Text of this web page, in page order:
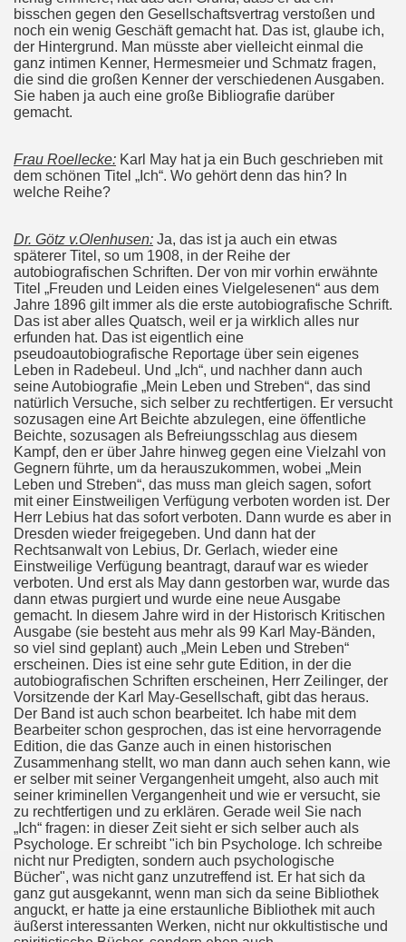
bisschen gegen den Gesellschaftsvertrag verstoßen und
noch ein wenig Geschäft gemacht hat. Das ist, glaube ich,
der Hintergrund. Man müsste aber vielleicht einmal die
ganz intimen Kenner, Hermesmeier und Schmatz fragen,
die sind die großen Kenner der verschiedenen Ausgaben.
Sie haben ja auch eine große Bibliografie darüber
gemacht.
Frau Roellecke: Karl May hat ja ein Buch geschrieben mit
dem schönen Titel „Ich“. Wo gehört denn das hin? In
welche Reihe?
Dr. Götz v.Olenhusen: Ja, das ist ja auch ein etwas
späterer Titel, so um 1908, in der Reihe der
autobiografischen Schriften. Der von mir vorhin erwähnte
Titel „Freuden und Leiden eines Vielgelesenen“ aus dem
Jahre 1896 gilt immer als die erste autobiografische Schrift.
Das ist aber alles Quatsch, weil er ja wirklich alles nur
erfunden hat. Das ist eigentlich eine
pseudoautobiografische Reportage über sein eigenes
Leben in Radebeul. Und „Ich“, und nachher dann auch
seine Autobiografie „Mein Leben und Streben“, das sind
natürlich Versuche, sich selber zu rechtfertigen. Er versucht
sozusagen eine Art Beichte abzulegen, eine öffentliche
Beichte, sozusagen als Befreiungsschlag aus diesem
Kampf, den er über Jahre hinweg gegen eine Vielzahl von
Gegnern führte, um da herauszukommen, wobei „Mein
Leben und Streben“, das muss man gleich sagen, sofort
mit einer Einstweiligen Verfügung verboten worden ist. Der
Herr Lebius hat das sofort verboten. Dann wurde es aber in
Dresden wieder freigegeben. Und dann hat der
Rechtsanwalt von Lebius, Dr. Gerlach, wieder eine
Einstweilige Verfügung beantragt, darauf war es wieder
verboten. Und erst als May dann gestorben war, wurde das
dann etwas purgiert und wurde eine neue Ausgabe
gemacht. In diesem Jahre wird in der Historisch Kritischen
Ausgabe (sie besteht aus mehr als 99 Karl May-Bänden,
so viel sind geplant) auch „Mein Leben und Streben“
erscheinen. Dies ist eine sehr gute Edition, in der die
autobiografischen Schriften erscheinen, Herr Zeilinger, der
Vorsitzende der Karl May-Gesellschaft, gibt das heraus.
Der Band ist auch schon bearbeitet. Ich habe mit dem
Bearbeiter schon gesprochen, das ist eine hervorragende
Edition, die das Ganze auch in einen historischen
Zusammenhang stellt, wo man dann auch sehen kann, wie
er selber mit seiner Vergangenheit umgeht, also auch mit
seiner kriminellen Vergangenheit und wie er versucht, sie
zu rechtfertigen und zu erklären. Gerade weil Sie nach
„Ich“ fragen: in dieser Zeit sieht er sich selber auch als
Psychologe. Er schreibt "ich bin Psychologe. Ich schreibe
nicht nur Predigten, sondern auch psychologische
Bücher", was nicht ganz unzutreffend ist. Er hat sich da
ganz gut ausgekannt, wenn man sich da seine Bibliothek
anguckt, er hatte ja eine erstaunliche Bibliothek mit auch
äußerst interessanten Werken, nicht nur okkultistische und